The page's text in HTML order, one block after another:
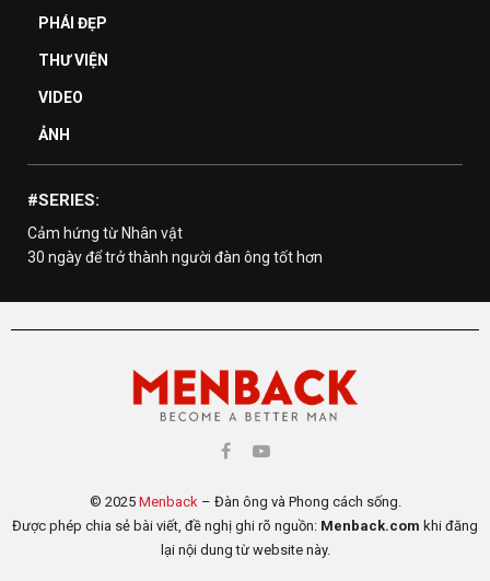
PHÁI ĐẸP
THƯ VIỆN
VIDEO
ẢNH
#SERIES:
Cảm hứng từ Nhân vật
30 ngày để trở thành người đàn ông tốt hơn
© 2025 Menback – Đàn ông và Phong cách sống.
Được phép chia sẻ bài viết, đề nghị ghi rõ nguồn: Menback.com khi đăng
lại nội dung từ website này.